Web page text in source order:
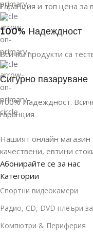
Гаранция и топ цена за
100% Надеждност
Всички продукти са
Сигурно пазаруване
100% Надеждност.
гаранция
Нашият онлайн магазин
качествени, евтини
Абонирайте се за нас
Категории
Спортни видеокамери
Радио, CD, DVD плеъри
Компютри & Периферия